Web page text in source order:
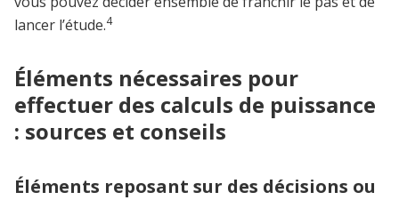
lancer l’étude.4
Éléments nécessaires pour
effectuer des calculs de puissance
: sources et conseils
Éléments reposant sur des décisions ou